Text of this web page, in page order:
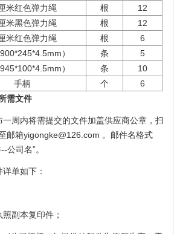
米红色弹力绳 根
12
米黑色弹力绳 根
12
米红色弹力绳 根
6
） 条
5
） 条
10
手柄 个
6
需文件
一周内将需提交的文件加盖供应商公章，扫
邮箱yigongke@126.com 。邮件名格式
公司名”。
单如下：
照副本复印件；